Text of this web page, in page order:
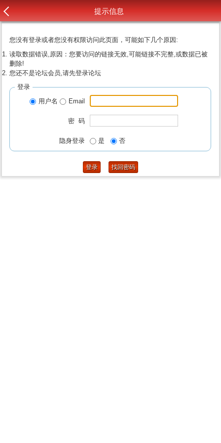
提示信息
您没有登录或者您没有权限访问此页面，可能如下几个原因:
读取数据错误,原因：您要访问的链接无效,可能链接不完整,或数据已被
删除!
您还不是论坛会员,请先登录论坛
登录
用户名
Email
密 码
隐身登录 是 否